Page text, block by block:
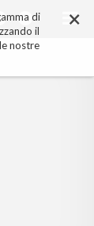
×
di
il
nostre